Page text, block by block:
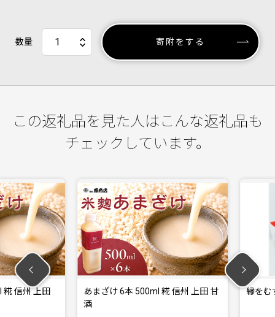
数量 寄附をする
この返礼品を見た人はこんな返礼品も
チェックしています。
州 上田
あまざけ 6本 500ml 糀 信州 上田 甘
縁をむす